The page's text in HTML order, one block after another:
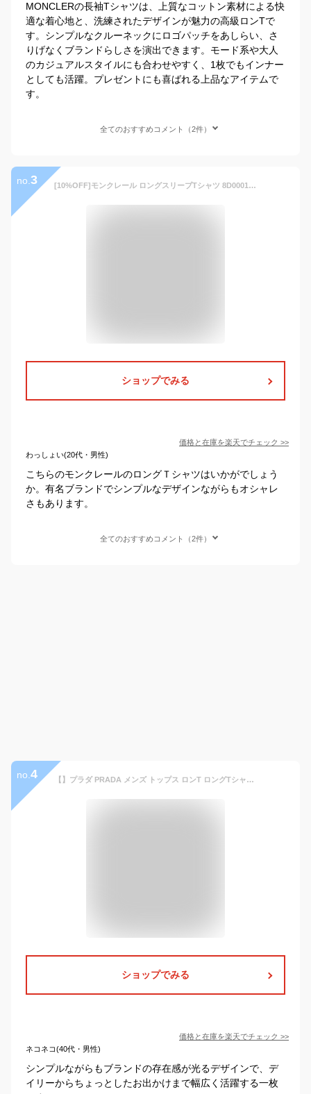
MONCLERの長袖Tシャツは、上質なコットン素材による快
適な着心地と、洗練されたデザインが魅力の高級ロンTで
す。シンプルなクルーネックにロゴパッチをあしらい、さ
りげなくブランドらしさを演出できます。モード系や大人
のカジュアルスタイルにも合わせやすく、1枚でもインナー
としても活躍。プレゼントにも喜ばれる上品なアイテムで
す。
全てのおすすめコメント（2件）
no. 3 [10%OFF]モンクレール ロングスリーブTシャツ 8D00018 778ネイビー MONCLER メンズ 長袖 ロンT[070410]
ショップでみる
価格と在庫を楽天でチェック >>
わっしょい(20代・男性)
こちらのモンクレールのロングＴシャツはいかがでしょう
か。有名ブランドでシンプルなデザインながらもオシャレ
さもあります。
全てのおすすめコメント（2件）
no. 4 【】プラダ PRADA メンズ トップス ロンT ロングTシャツ 長袖 レフト裾ロゴ入りシンプルデザインロングスリーブTシャツ ブラック UJL409 BK70 NERO (R22800/R39800) 6S 秋冬 【送料無料】 【smtb-TK】
ショップでみる
価格と在庫を楽天でチェック >>
ネコネコ(40代・男性)
シンプルながらもブランドの存在感が光るデザインで、デ
イリーからちょっとしたお出かけまで幅広く活躍する一枚